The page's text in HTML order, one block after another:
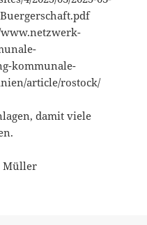
www.netzwerk-
kommunale-
article/rostock/
damit viele
Müller